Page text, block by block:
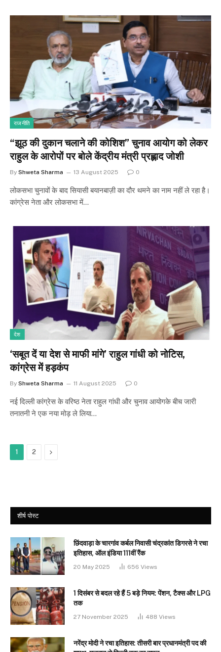
राजनीति
“झूठ की दुकान चलाने की कोशिश” चुनाव आयोग को लेकर
राहुल के आरोपों पर बोले केंद्रीय मंत्री प्रह्लाद जोशी
By Shweta Sharma 13 August 2025 0
लोकसभा चुनावों के बाद सियासी बयानबाज़ी का दौर थमने का नाम नहीं ले रहा है।
कांग्रेस नेता और लोकसभा में…
देश
‘सबूत दें या देश से माफी मांगे’ राहुल गांधी को नोटिस,
कांग्रेस में हड़कंप
By Shweta Sharma 11 August 2025 0
नई दिल्ली कांग्रेस के वरिष्ठ नेता राहुल गांधी और चुनाव आयोगके बीच जारी
तनातनी ने एक नया मोड़ ले लिया…
1 2 Next
शीर्ष पोस्ट
छिंदवाड़ा के चारगांव कर्बल निवासी चंद्रकांत डिगरसे ने रचा
इतिहास, ऑल इंडिया 111वीं रैंक
20 May 2025 656 Views
1 दिसंबर से बदल रहे हैं 5 बड़े नियम: पेंशन, टैक्स और LPG
तक
27 November 2025 488 Views
नरेंद्र मोदी ने रचा इतिहास: तीसरी बार प्रधानमंत्री पद की